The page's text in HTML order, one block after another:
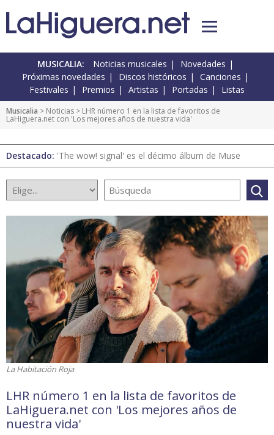
MUSICALIA: Noticias musicales
Novedades
Próximas novedades
Discos históricos
Canciones
Festivales
Premios Artistas Portadas Listas
Musicalia > Noticias > LHR número 1 en la lista de favoritos de
LaHiguera.net con 'Los mejores años de nuestra vida'
Destacado: 'The wow! signal' es el décimo álbum de Muse
La Habitación Roja
LHR número 1 en la lista de favoritos de
LaHiguera.net con 'Los mejores años de
nuestra vida'